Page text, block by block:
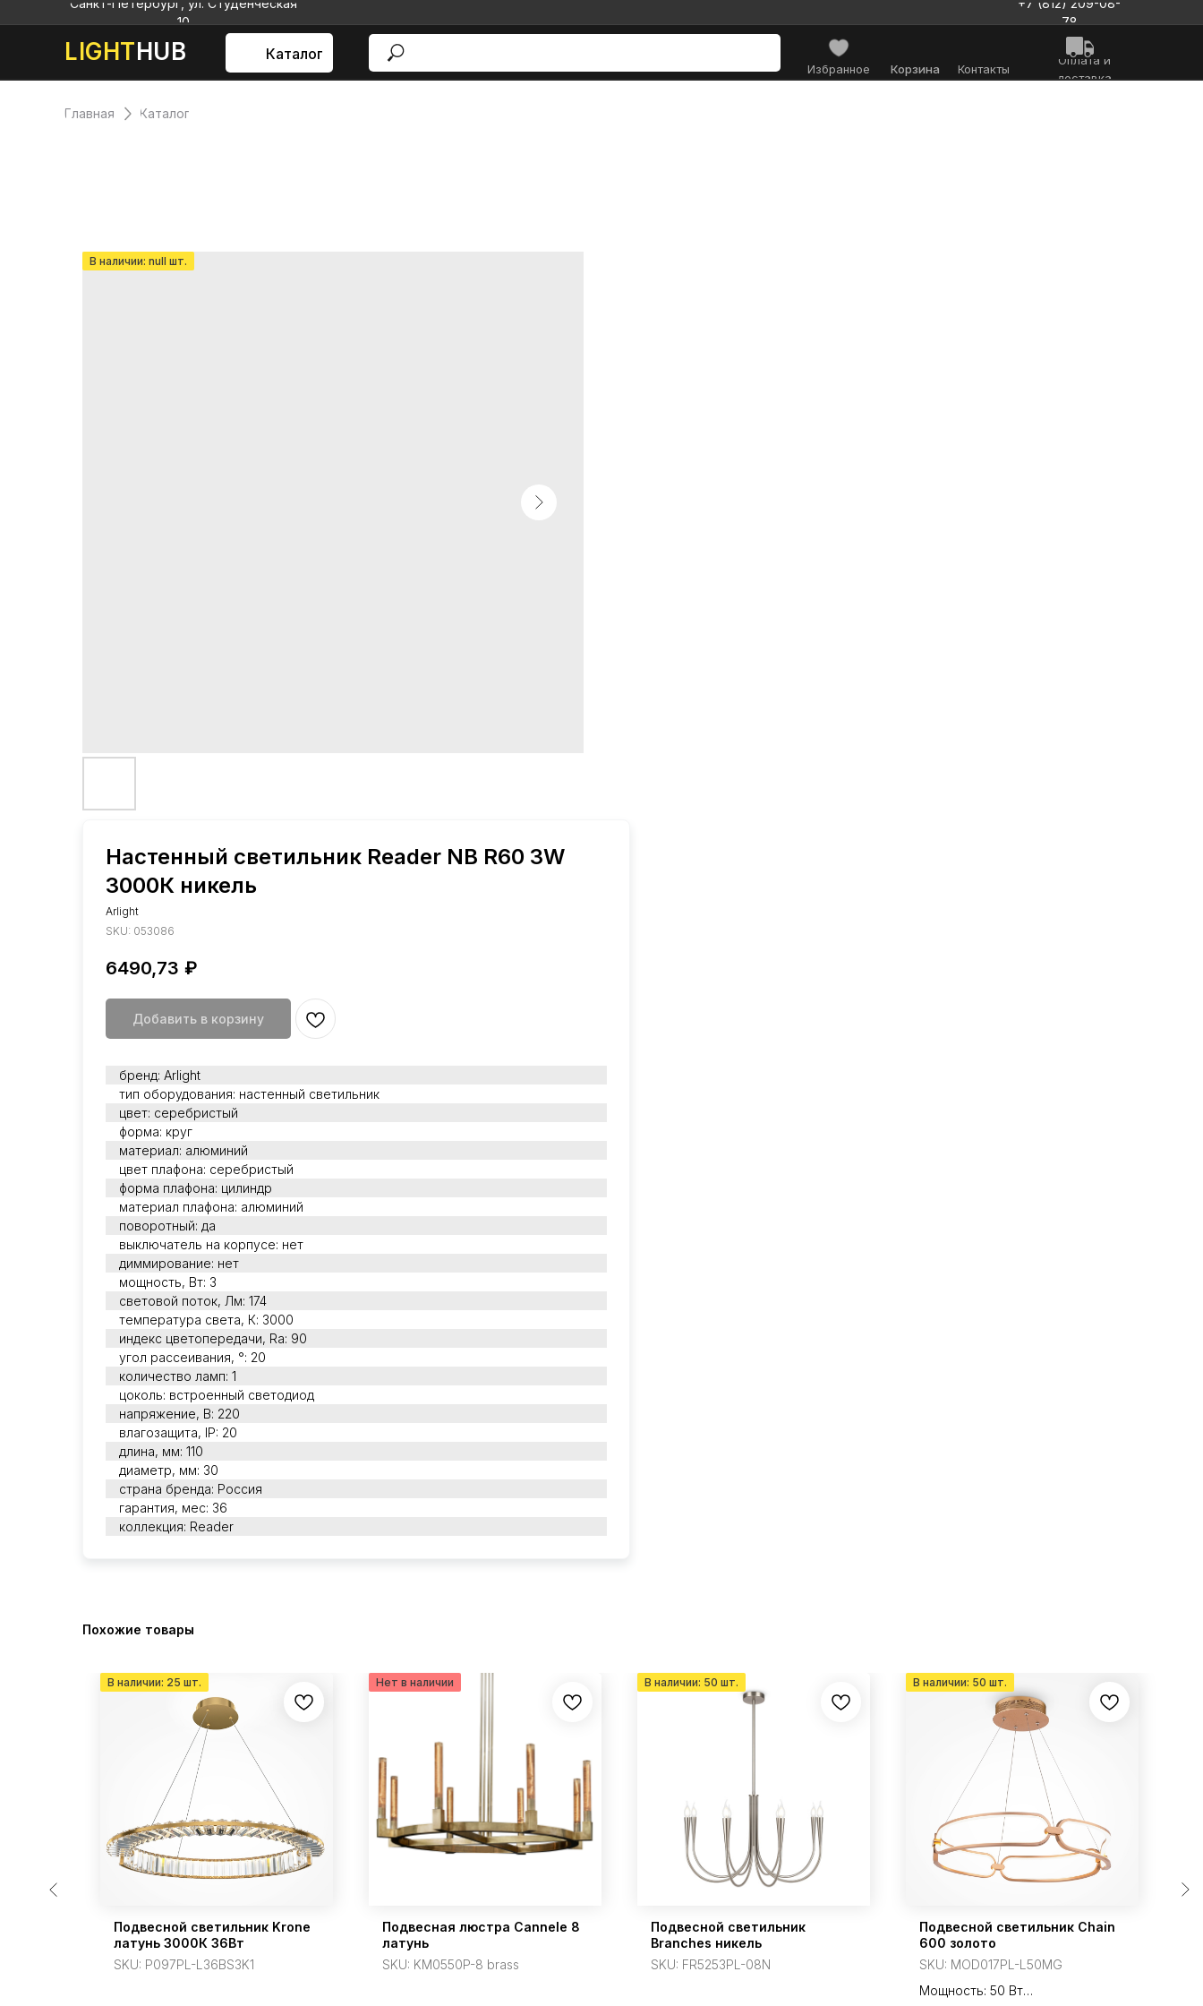
LIGHTHUB
+7 (812) 209-08-
78
Санкт-Петербург, ул. Студенческая
10
Оплата и
доставка
Контакты
Избранное
Каталог
Корзина
Каталог
Главная
Настенный светильник Reader NB R60 3W
3000К никель
Arlight
SKU: 053086
6490,73 ₽
Добавить в корзину
бренд: Arlight
тип оборудования: настенный светильник
цвет: серебристый
форма: круг
материал: алюминий
цвет плафона: серебристый
форма плафона: цилиндр
материал плафона: алюминий
поворотный: да
выключатель на корпусе: нет
диммирование: нет
мощность, Вт: 3
световой поток, Лм: 174
температура света, К: 3000
индекс цветопередачи, Ra: 90
угол рассеивания, °: 20
количество ламп: 1
цоколь: встроенный светодиод
напряжение, В: 220
влагозащита, IP: 20
длина, мм: 110
диаметр, мм: 30
страна бренда: Россия
гарантия, мес: 36
коллекция: Reader
Похожие товары
Подвесной светильник Krone
латунь 3000К 36Вт
SKU: P097PL-L36BS3K1
Подвесная люстра Cannele 8
латунь
SKU: KM0550P-8 brass
Подвесной светильник
Branches никель
SKU: FR5253PL-08N
Подвесной светильник Chain
600 золото
SKU: MOD017PL-L50MG
Мощность: 50 Вт